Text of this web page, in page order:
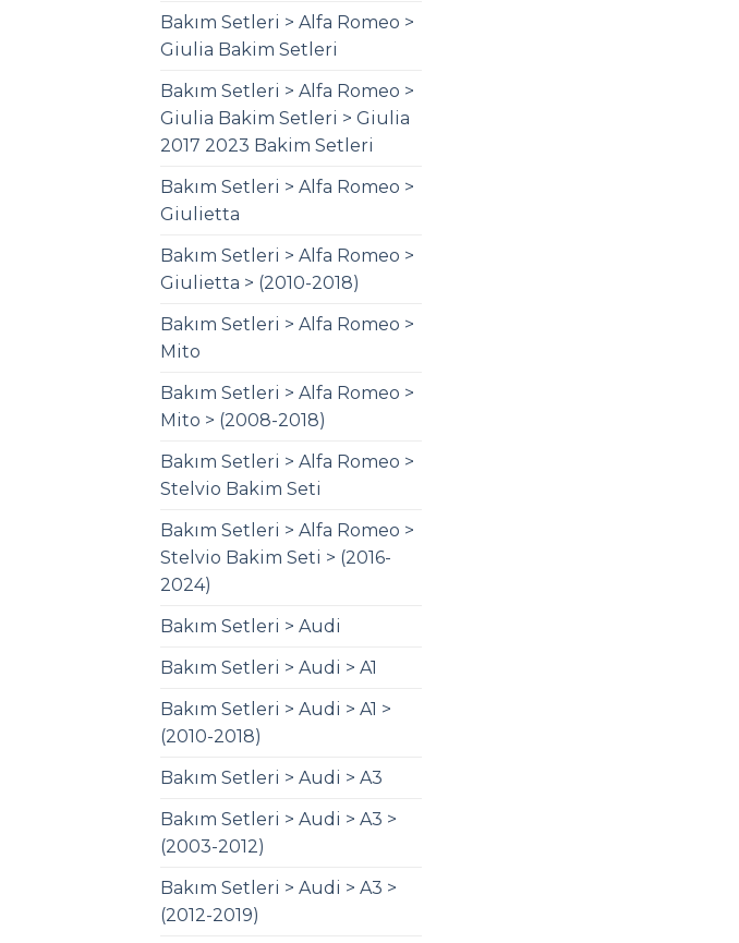
Bakım Setleri > Alfa Romeo >
Giulia Bakim Setleri
Bakım Setleri > Alfa Romeo >
Giulia Bakim Setleri > Giulia
2017 2023 Bakim Setleri
Bakım Setleri > Alfa Romeo >
Giulietta
Bakım Setleri > Alfa Romeo >
Giulietta > (2010-2018)
Bakım Setleri > Alfa Romeo >
Mito
Bakım Setleri > Alfa Romeo >
Mito > (2008-2018)
Bakım Setleri > Alfa Romeo >
Stelvio Bakim Seti
Bakım Setleri > Alfa Romeo >
Stelvio Bakim Seti > (2016-
2024)
Bakım Setleri > Audi
Bakım Setleri > Audi > A1
Bakım Setleri > Audi > A1 >
(2010-2018)
Bakım Setleri > Audi > A3
Bakım Setleri > Audi > A3 >
(2003-2012)
Bakım Setleri > Audi > A3 >
(2012-2019)